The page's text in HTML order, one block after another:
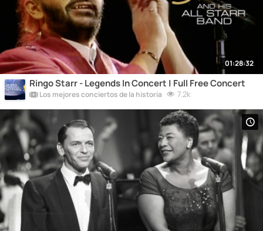
01:28:32
Ringo Starr - Legends In Concert | Full Free Concert
Los mejores conciertos de la historia 7.2k